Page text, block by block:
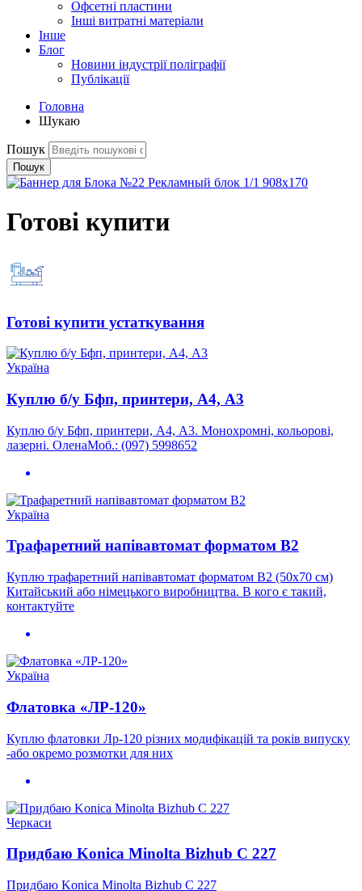
Офсетні пластини
Інші витратні матеріали
Інше
Блог
Новини індустрії поліграфії
Публікації
Головна
Шукаю
Пошук
Пошук
Готові купити
Готові купити устаткування
Україна
Куплю б/у Бфп, принтери, А4, А3
Куплю б/у Бфп, принтери, А4, А3. Монохромні, кольорові,
лазерні. ОленаМоб.: (097) 5998652
Україна
Трафаретний напівавтомат форматом В2
Куплю трафаретний напівавтомат форматом В2 (50х70 см)
Китайський або німецького виробництва. В кого є такий,
контактуйте
Україна
Флатовка «ЛР-120»
Куплю флатовки Лр-120 різних модифікацій та років випуску
-або окремо розмотки для них
Черкаси
Придбаю Konica Minolta Bizhub C 227
Придбаю Konica Minolta Bizhub C 227